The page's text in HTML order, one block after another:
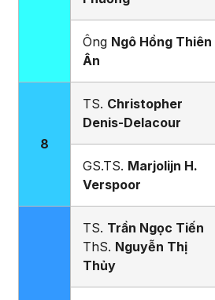
Ông Ngô Hồng Thiên
Ân
8
TS. Christopher
Denis-Delacour
GS.TS. Marjolijn H.
Verspoor
TS. Trần Ngọc Tiến
ThS. Nguyễn Thị
Thủy